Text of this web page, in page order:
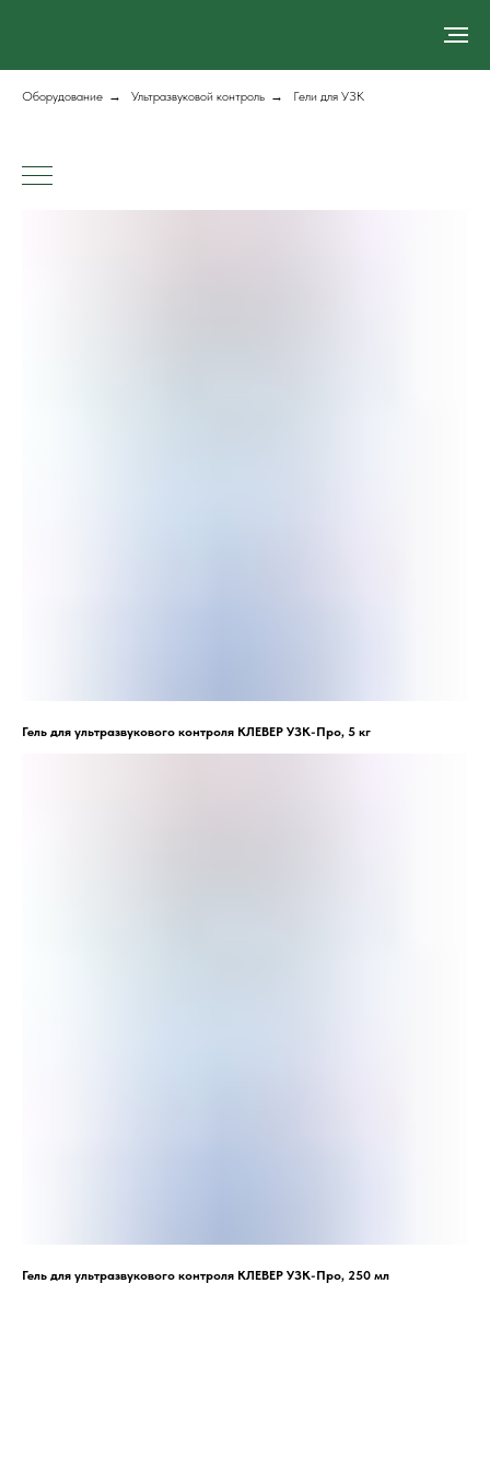
Оборудование → Ультразвуковой контроль → Гели для УЗК
Гель для ультразвукового контроля КЛЕВЕР УЗК-Про, 5 кг
Гель для ультразвукового контроля КЛЕВЕР УЗК-Про, 250 мл